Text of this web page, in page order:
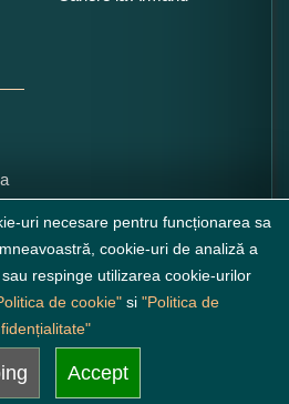
uri necesare pentru funcționarea sa
cookie-uri de analiză a
respinge utilizarea cookie-urilor
de cookie" si "Politica de
Accept